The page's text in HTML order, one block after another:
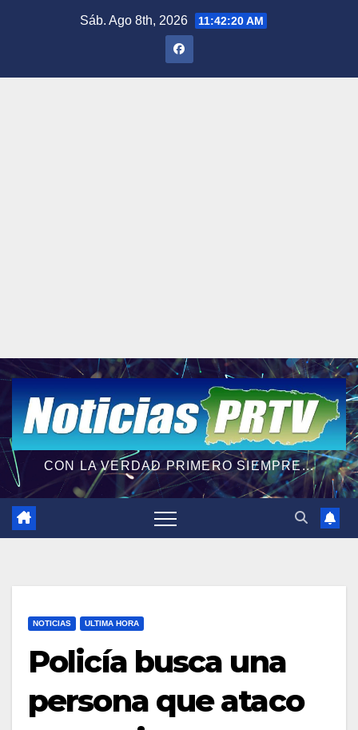
Sáb. Ago 8th, 2026 11:42:21 AM
CON LA VERDAD PRIMERO SIEMPRE...
NOTICIAS ULTIMA HORA
Policía busca una
persona que ataco